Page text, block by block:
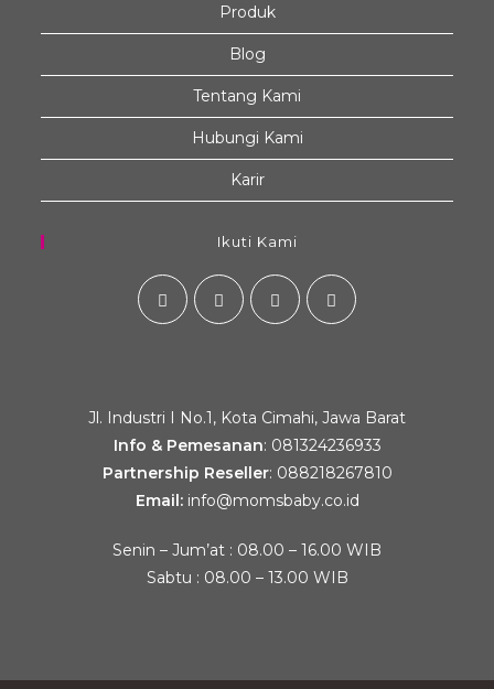
Produk
Blog
Tentang Kami
Hubungi Kami
Karir
Ikuti Kami
Jl. Industri I No.1, Kota Cimahi, Jawa Barat
Info & Pemesanan: 081324236933
Partnership Reseller: 088218267810
Email: info@momsbaby.co.id
Senin – Jum’at : 08.00 – 16.00 WIB
Sabtu : 08.00 – 13.00 WIB